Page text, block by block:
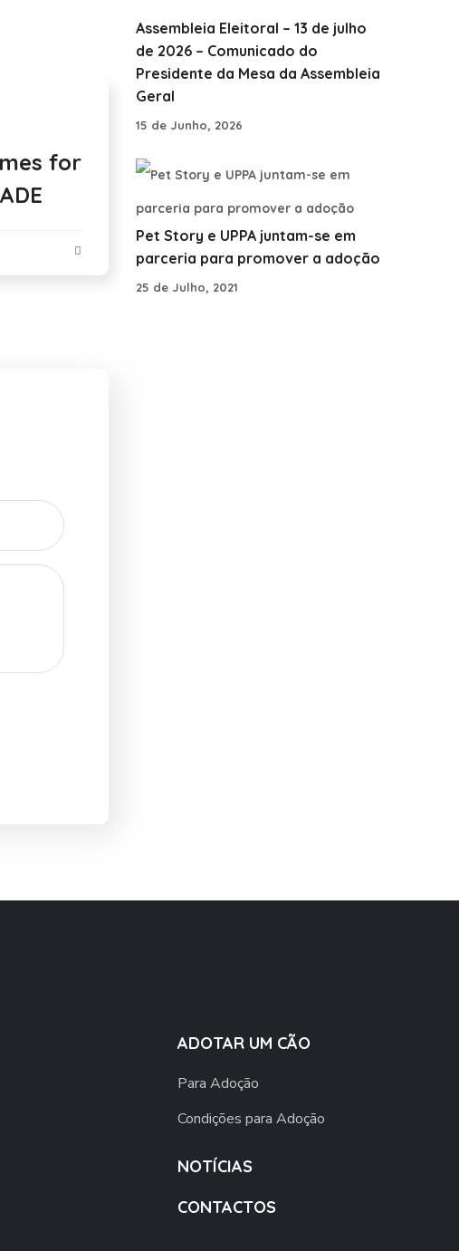
for
Assembleia Eleitoral – 13 de julho
de 2026 – Comunicado do
Presidente da Mesa da Assembleia
Geral
15 de Junho, 2026
Pet Story e UPPA juntam-se em
parceria para promover a adoção
25 de Julho, 2021
ADOTAR UM CÃO
Para Adoção
Condições para Adoção
NOTÍCIAS
CONTACTOS